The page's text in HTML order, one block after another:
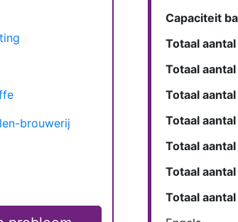
brouwerij
Capaciteit
Totaal
Totaal
Totaal
Totaal
Totaal
Totaal
Totaal